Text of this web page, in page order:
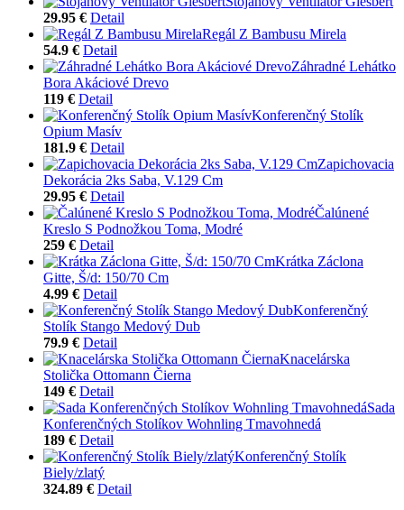
29.95 € Detail
Regál Z Bambusu Mirela
54.9 € Detail
Záhradné Lehátko
Bora Akáciové Drevo
119 € Detail
Konferenčný Stolík
Opium Masív
181.9 € Detail
Zapichovacia
Dekorácia 2ks Saba, V.129 Cm
29.95 € Detail
Čalúnené
Kreslo S Podnožkou Toma, Modré
259 € Detail
Krátka Záclona
Gitte, Š/d: 150/70 Cm
4.99 € Detail
Konferenčný
Stolík Stango Medový Dub
79.9 € Detail
Knacelárska
Stolička Ottomann Čierna
149 € Detail
Sada
Konferenčných Stolíkov Wohnling Tmavohnedá
189 € Detail
Konferenčný Stolík
Biely/zlatý
324.89 € Detail